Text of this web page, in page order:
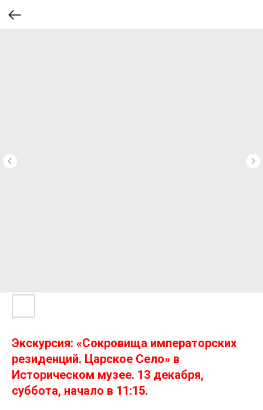
Экскурсия: «Сокровища императорских
резиденций. Царское Село» в
Историческом музее. 13 декабря,
суббота, начало в 11:15.